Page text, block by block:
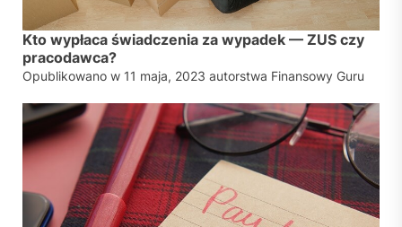
Kto wypłaca świadczenia za wypadek — ZUS czy
pracodawca?
Opublikowano w 11 maja, 2023 autorstwa Finansowy Guru